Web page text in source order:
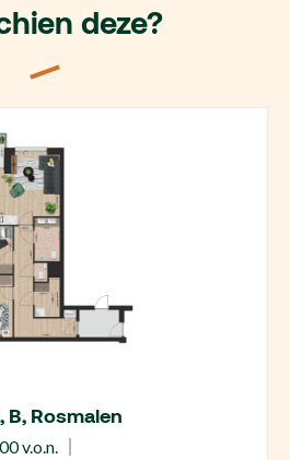
deze?
B, Rosmalen
v.o.n.